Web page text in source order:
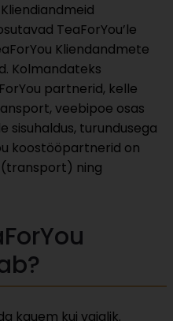
TeaForYou’le
Kliendandmete
Kolmandateks
partnerid, kelle
veebipoe osas
sisuhaldus, turundusega
koostööpartnerid on
ning
kauem kui vajalik.